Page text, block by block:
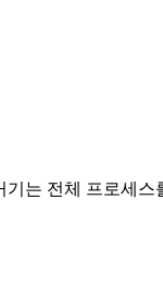
는 전체 프로세